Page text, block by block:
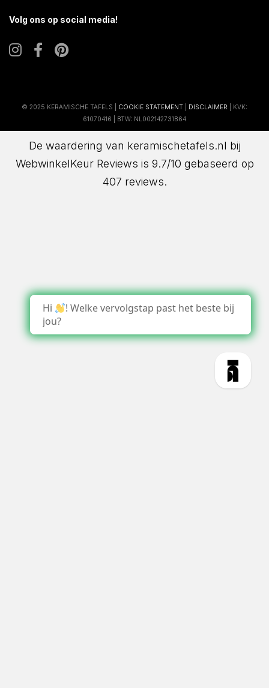
Volg ons op social media!
© 2025 KERAMISCHE TAFELS | COOKIE STATEMENT DISCLAIMER | KVK:
61070416 | BTW: NL002142731B64
De waardering van keramischetafels.nl bij
WebwinkelKeur Reviews is 9.7/10 gebaseerd op
407 reviews.
Hi
! Welke vervolgstap past het beste bij
jou?